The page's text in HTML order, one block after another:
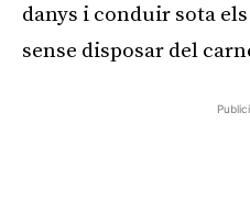
danys i conduir sota
sense disposar del